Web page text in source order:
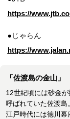
https://
●じゃらん
https://
「佐渡島の金山」
12世紀頃には砂金
呼ばれていた佐渡島。
江戸時代には徳川